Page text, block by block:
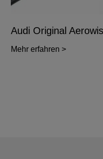
Audi Original
Mehr erfahren >